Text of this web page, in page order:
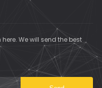
We will send the best